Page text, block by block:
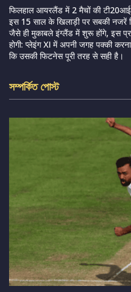
फिलहाल आयरलैंड में 2 मैचों की टी20आई
इस 15 साल के खिलाड़ी पर सबकी नजरें
जैसे ही मुकाबले इंग्लैंड में शुरू होंगे, इस
होगी: प्लेइंग XI में अपनी जगह पक्की
कि उसकी फिटनेस पूरी तरह से सही है।
সম্পর্কিত পোস্ট